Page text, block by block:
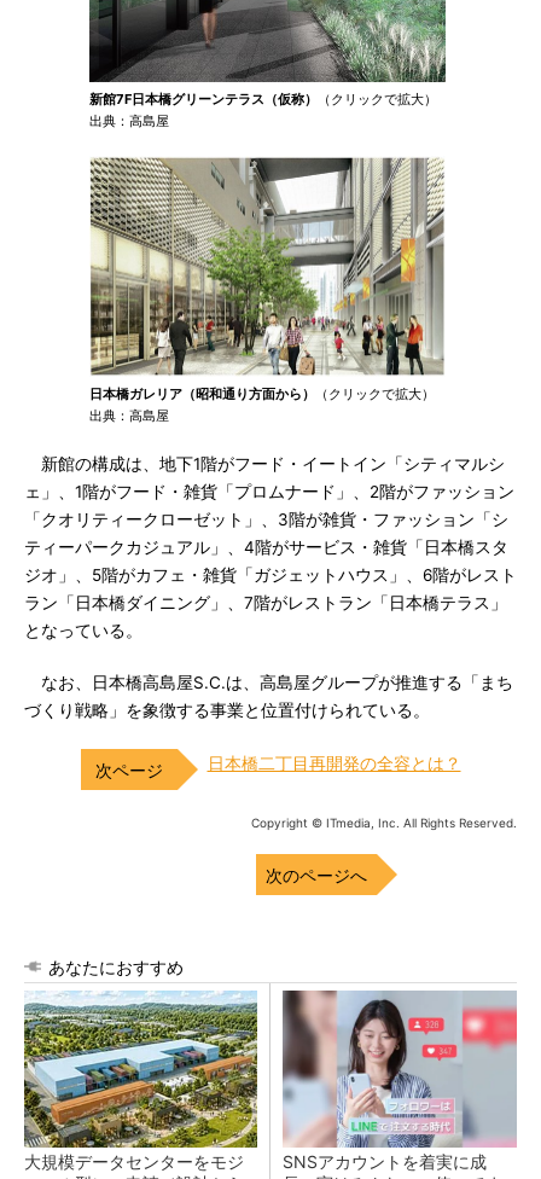
新館7F日本橋グリーンテラス（仮称）
（クリックで拡大）
出典：高島屋
日本橋ガレリア（昭和通り方面から）
（クリックで拡大）
出典：高島屋
新館の構成は、地下1階がフード・イートイン「シティマルシ
ェ」、1階がフード・雑貨「プロムナード」、2階がファッション
「クオリティークローゼット」、3階が雑貨・ファッション「シ
ティーパークカジュアル」、4階がサービス・雑貨「日本橋スタ
ジオ」、5階がカフェ・雑貨「ガジェットハウス」、6階がレスト
ラン「日本橋ダイニング」、7階がレストラン「日本橋テラス」
となっている。
なお、日本橋高島屋S.C.は、高島屋グループが推進する「まち
づくり戦略」を象徴する事業と位置付けられている。
日本橋二丁目再開発の全容とは？
Copyright © ITmedia, Inc. All Rights Reserved.
次のページへ
あなたにおすすめ
大規模データセンターをモジ
SNSアカウントを着実に成